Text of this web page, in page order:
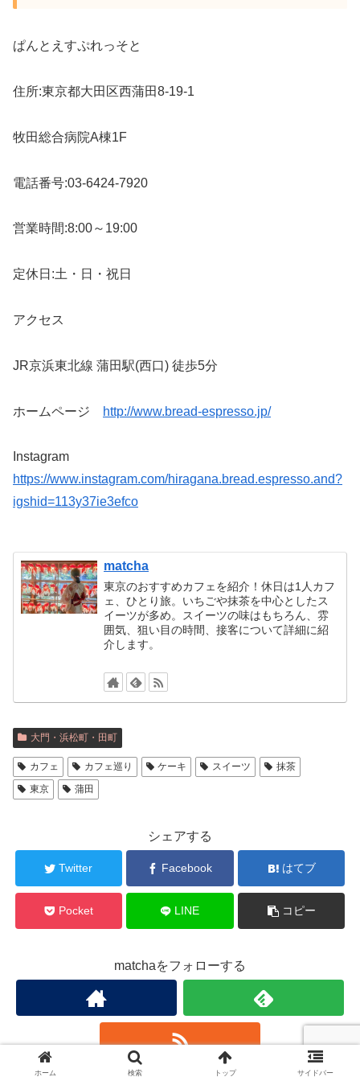
ぱんとえすぷれっそと
住所:東京都大田区西蒲田8-19-1
牧田総合病院A棟1F
電話番号:03-6424-7920
営業時間:8:00～19:00
定休日:土・日・祝日
アクセス
JR京浜東北線 蒲田駅(西口) 徒歩5分
ホームページ http://www.bread-espresso.jp/
Instagram
https://www.instagram.com/hiragana.bread.espresso.and?
igshid=113y37ie3efco
matcha
東京のおすすめカフェを紹介！休日は1人カフ
ェ、ひとり旅。いちごや抹茶を中心としたス
イーツが多め。スイーツの味はもちろん、雰
囲気、狙い目の時間、接客について詳細に紹
介します。
大門・浜松町・田町
カフェ カフェ巡り ケーキ スイーツ
抹茶
東京
蒲田
シェアする
Twitter Facebook はてブ
Pocket LINE コピー
matchaをフォローする
ホーム 検索 トップ サイドバー